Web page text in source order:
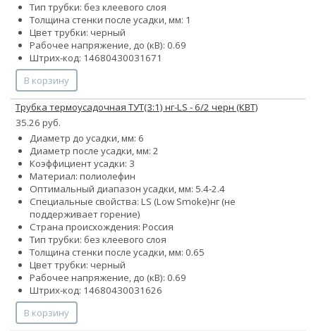
Тип трубки: без клеевого слоя
Толщина стенки после усадки, мм: 1
Цвет трубки: черный
Рабочее напряжение, до (кВ): 0.69
Штрих-код: 14680430031671
В корзину
Трубка термоусадочная ТУТ(3:1) нг-LS - 6/2 черн (КВТ)
35.26 руб.
Диаметр до усадки, мм: 6
Диаметр после усадки, мм: 2
Коэффициент усадки: 3
Материал: полиолефин
Оптимальный диапазон усадки, мм: 5.4-2.4
Специальные свойства: LS (Low Smoke)нг (не
поддерживает горение)
Страна происхождения: Россия
Тип трубки: без клеевого слоя
Толщина стенки после усадки, мм: 0.65
Цвет трубки: черный
Рабочее напряжение, до (кВ): 0.69
Штрих-код: 14680430031626
В корзину